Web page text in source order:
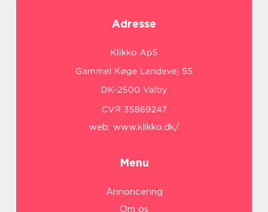
Adresse
web: www.klikko.dk/
Menu
Annoncering
Om os